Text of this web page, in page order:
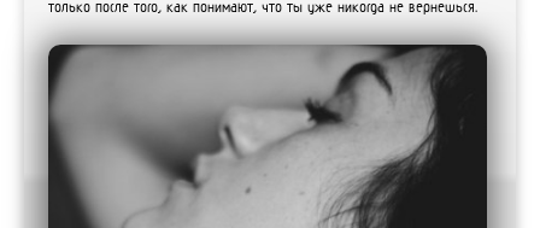
только после того, как понимают, что ты уже никогда не вернешься.